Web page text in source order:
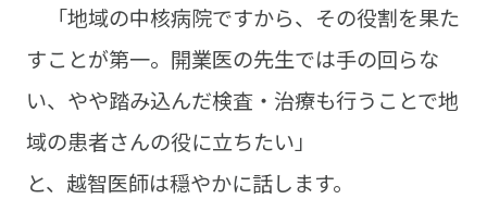
「地域の中核病院ですから、その役割を果た
すことが第一。開業医の先生では手の回らな
い、やや踏み込んだ検査・治療も行うことで地
域の患者さんの役に立ちたい」
と、越智医師は穏やかに話します。